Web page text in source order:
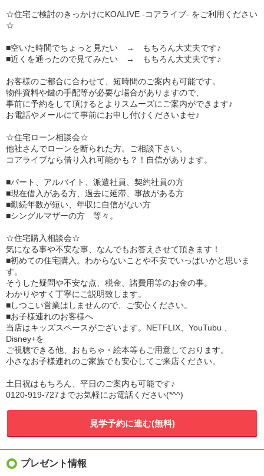
☆住宅ご検討のきっかけにKOALIVE -コアライブ- をご利用ください
☆
■空いた時間でちょっと見たい → もちろん大丈夫です♪
■近くを通ったので見てみたい → もちろん大丈夫です♪
お客様のご都合に合わせて、短時間のご案内も可能です。
物件資料や鍵の手配等が必要な場合がありますので、
事前に予約をして頂けるとよりスムーズにご案内ができます♪
お電話やメールにて事前にお申し付けくださいませ♪
☆住宅ローン相談会☆
他社さんでローンを断られた方。ご相談下さい。
コアライブなら借り入れ可能かも？！自信があります。
■パート、アルバイト、派遣社員、契約社員の方
■現在借入がある方、過去に延滞、事故がある方
■勤続年数が短い、年収に自信がない方
■シングルマザーの方 等々。
☆住宅購入相談会☆
気になる事や不安な事、なんでもお答えさせて頂きます！
■初めての住宅購入。わからないことや不安でいっぱいかと思いま
す。
そうした疑問や不安な点、税金、諸費用等のお金の事。
わかりやすく丁寧にご説明致します。
■しつこい営業はしませんので、ご安心ください。
■お子様連れのお客様へ
当店はキッズスペースがございます。NETFLIX、YouTubu 、
Disney+を
ご視聴できる他、おもちゃ・絵本等もご用意しております。
小さなお子様連れのご家族でも安心してご来店ください。
土日祝はもちろん、平日のご案内も可能です♪
0120-919-727までお気軽にお電話ください(*^^)
見学予約に進む(無料)
プレゼント情報